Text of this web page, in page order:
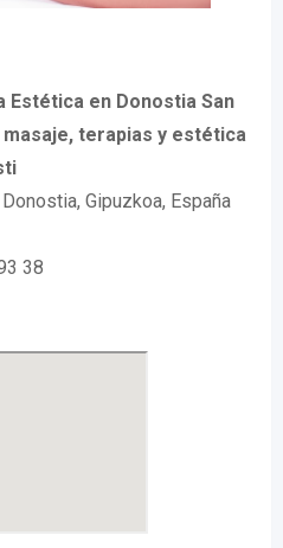
Estética en Donostia San
terapias y estética
Gipuzkoa, España
38